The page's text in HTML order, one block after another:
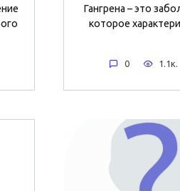
Гангрена – это
которое
0 1.1к.